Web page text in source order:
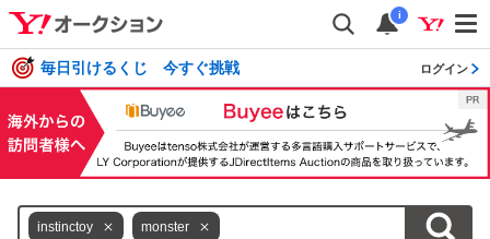
i
毎日引けるくじ 今すぐ挑戦 ログイン
instinctoy monster